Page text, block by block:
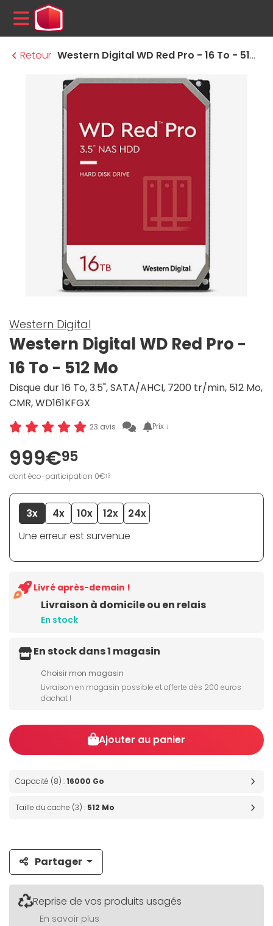
MENU
Retour
Western Digital WD Red Pro - 16 To - 512 Mo
Western Digital
Western Digital WD Red Pro -
16 To - 512 Mo
Disque dur 16 To, 3.5", SATA/AHCI, 7200 tr/min, 512 Mo,
CMR, WD161KFGX
23 avis Prix ↓
999€95
dont éco-participation 0€13
3x 4x 10x 12x
24x
Une erreur est survenue
Livraison à domicile ou en relais
En stock
Livré après-demain !
En stock dans 1 magasin
Choisir mon magasin
Livraison en magasin possible et offerte dès 200 euros
d'achat !
Ajouter au panier
Capacité (8) :16000 Go
Taille du cache (3) : 512 Mo
Partager
Reprise de vos produits usagés
En savoir plus